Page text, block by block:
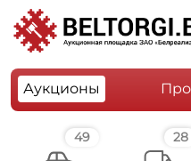
Аукционы
49 28